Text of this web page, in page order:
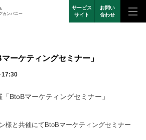
カンパニー
サービス
サイト
お問い
合わせ
ーケティングセミナー」
様と共催にてBtoBマーケティングセミナー